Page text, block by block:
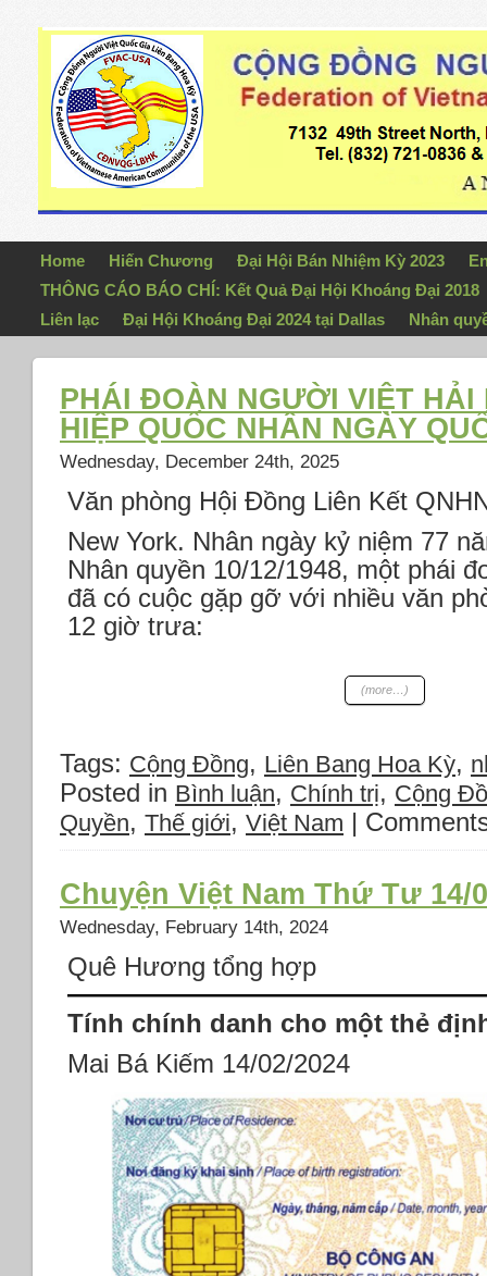
Home Hiến Chương Đại Hội Bán Nhiệm Kỳ 2023
THÔNG CÁO BÁO CHÍ: Kết Quả Đại Hội Khoáng Đại 2018
Liên lạc
Đại Hội Khoáng Đại 2024 tại Dallas Nhân
PHÁI ĐOÀN NGƯỜI VIỆT HẢI
HIỆP QUỐC NHÂN NGÀY
Wednesday, December 24th, 2025
Văn phòng Hội Đồng Liên Kết
New York. Nhân ngày kỷ niệm 77
Nhân quyền 10/12/1948, một phái
đã có cuộc gặp gỡ với nhiều văn
12 giờ trưa:
(more…)
Tags: Cộng Đồng, Liên Bang Hoa Kỳ,
Posted in Bình luận, Chính trị, Cộng
Quyền, Thế giới, Việt Nam |
Chuyện Việt Nam Thứ Tư 14/
Wednesday, February 14th, 2024
Quê Hương tổng hợp
Tính chính danh cho một thẻ
Mai Bá Kiếm 14/02/2024